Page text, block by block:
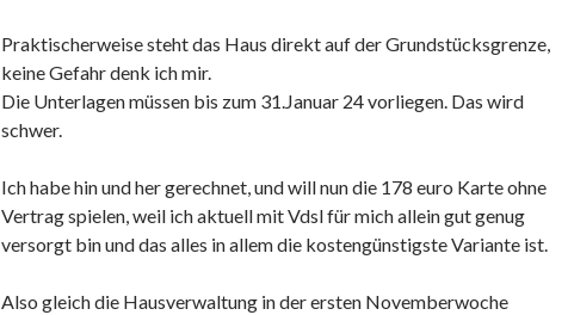
Praktischerweise steht das Haus direkt auf der Grundstücksgrenze,
keine Gefahr denk ich mir.
Die Unterlagen müssen bis zum 31.Januar 24 vorliegen. Das wird
schwer.
Ich habe hin und her gerechnet, und will nun die 178 euro Karte ohne
Vertrag spielen, weil ich aktuell mit Vdsl für mich allein gut genug
versorgt bin und das alles in allem die kostengünstigste Variante ist.
Also gleich die Hausverwaltung in der ersten Novemberwoche